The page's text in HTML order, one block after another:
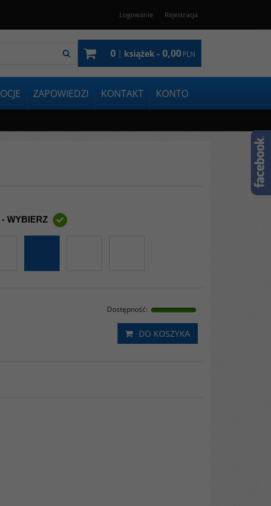
Logowanie Rejestracja
0 | książek - 0,00PLN
ZAPOWIEDZI KONTAKT KONTO
WYBIERZ
Dostępność:
DO KOSZYKA